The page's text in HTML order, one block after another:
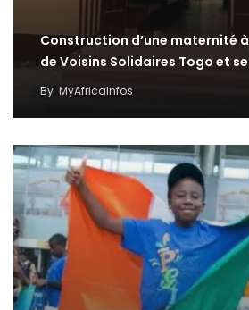
Construction d’une maternité
de Voisins Solidaires Togo et
By MyAfricaInfos